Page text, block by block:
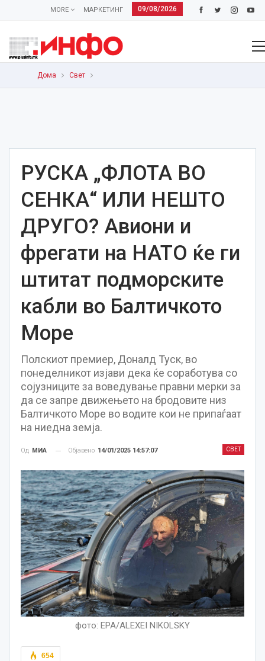
09/08/2026
МАРКЕТИНГ
MORE
Дома Свет
РУСКА „ФЛОТА ВО
СЕНКА“ ИЛИ НЕШТО
ДРУГО? Авиони и
фрегати на НАТО ќе ги
штитат подморските
кабли во Балтичкото
Море
Полскиот премиер, Доналд Туск, во
понеделникот изјави дека ќе соработува со
сојузниците за воведување правни мерки за
да се запре движењето на бродовите низ
Балтичкото Море во водите кои не припаѓаат
на ниедна земја.
СВЕТ
Од МИА Објавено 14/01/2025 14:57:07
фото: EPA/ALEXEI NIKOLSKY
654